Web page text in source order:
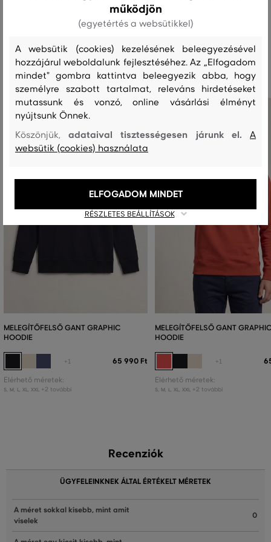
Ajánlott termékek
MELEGÍTŐFELSŐ GANT GRAPHIC
HOODIE
+1 65 990 Ft
Elérhető méretek:
S M L XL XXL +2 további
MELEGÍTŐFELSŐ GANT
HOODIE
+1
Elérhető méretek:
S M L XL XXL +2 további
Recenziók
ÜGYFELEINKNEK ÁLTAL ÉRTÉKELT MÉRETEK
A méret sokkal kisebb, mint amit
viselek
0
működjön
(egyetértés a websütikkel)
A websütik (cookies) kezelésének beleegyezésével
hozzájárul weboldalunk fejlesztéséhez. Az „Elfogadom
mindet" gombra kattintva beleegyezik abba, hogy
személyre szabott tartalmat, releváns hirdetéseket
mutassunk és vonzó, online vásárlási élményt
nyújtsunk Önnek.
Köszönjük,adataival tisztességesen járunk el.A
websütik (cookies) használata
RÉSZLETES BEÁLLÍTÁSOK
ELFOGADOM MINDET